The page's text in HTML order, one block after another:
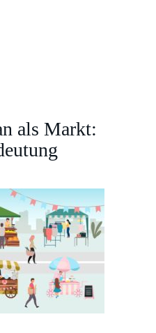
als Markt: